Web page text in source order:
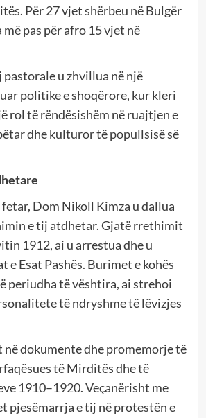
Për 27 vjet shërbeu në Bulgër
më pas për afro 15 vjet në
u zhvillua në një
politike e shoqërore, kur kleri
rol të rëndësishëm në ruajtjen e
dhe kulturor të popullsisë së
Dom Nikoll Kimza u dallua
e tij atdhetar. Gjatë rrethimit
1912, ai u arrestua dhe u
e Esat Pashës. Burimet e kohës
periudha të vështira, ai strehoi
të ndryshme të lëvizjes
në dokumente dhe promemorje të
të Mirditës dhe të
1910–1920. Veçanërisht me
pjesëmarrja e tij në protestën e